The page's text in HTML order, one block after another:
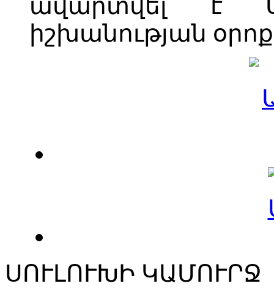
ավարտվել է
իշխանության
ՍՈՒԼՈՒԽԻ ԿԱՄՈՒՐՋ